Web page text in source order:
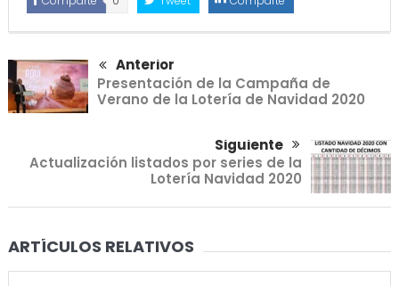
Anterior
Presentación de la Campaña de
Verano de la Lotería de Navidad 2020
Siguiente
Actualización listados por series de la
Lotería Navidad 2020
ARTÍCULOS RELATIVOS